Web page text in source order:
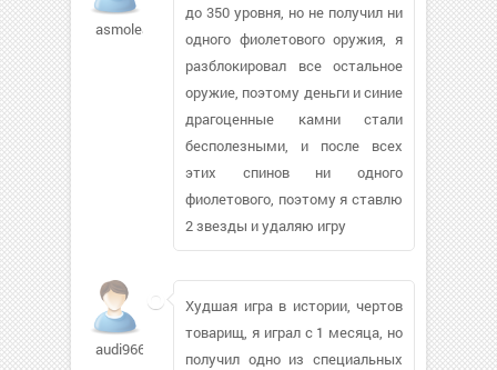
asmoleac
до 350 уровня, но не получил ни
одного фиолетового оружия, я
разблокировал все остальное
оружие, поэтому деньги и синие
драгоценные камни стали
бесполезными, и после всех
этих спинов ни одного
фиолетового, поэтому я ставлю
2 звезды и удаляю игру
audi966
Худшая игра в истории, чертов
товарищ, я играл с 1 месяца, но
получил одно из специальных